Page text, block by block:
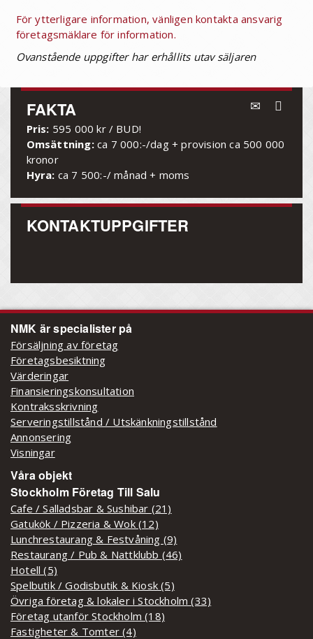
För ytterligare information, vänligen kontakta ansvarig
företagsmäklare för information.
Ovanstående uppgifter har erhållits utav säljaren
FAKTA
Pris: 595 000 kr / BUD!
Omsättning: ca 7 000:-/dag + provision ca 500 000
kronor
Hyra: ca 7 500:-/ månad + moms
KONTAKTUPPGIFTER
NMK är specialister på
Försäljning av företag
Företagsbesiktning
Värderingar
Finansieringskonsultation
Kontraksskrivning
Serveringstillstånd / Utskänkningstillstånd
Annonsering
Visningar
Våra objekt
Stockholm Företag Till Salu
Cafe / Salladsbar & Sushibar (21)
Gatukök / Pizzeria & Wok (12)
Lunchrestaurang & Festvåning (9)
Restaurang / Pub & Nattklubb (46)
Hotell (5)
Spelbutik / Godisbutik & Kiosk (5)
Övriga företag & lokaler i Stockholm (33)
Företag utanför Stockholm (18)
Fastigheter & Tomter (4)